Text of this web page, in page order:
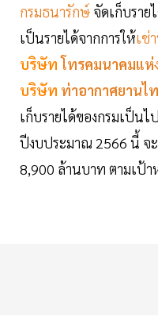
กรมธนารักษ์ จัดเก็บราย
เป็นรายได้จากการให้เช่
บริษัทโทรคมนาคมแห่
บริษัท ท่าอากาศยานไ
เก็บรายได้ของกรมเป็นไ
ปีงบประมาณ 2566 นี้ จะ
8,900 ล้านบาท ตามเป้า